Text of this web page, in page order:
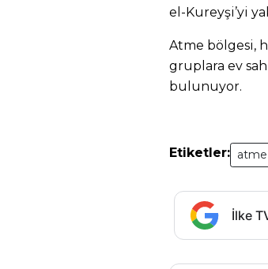
el-Kureyşi’yi
Atme bölgesi,
gruplara ev
bulunuyor.
Etiketler:
İlke